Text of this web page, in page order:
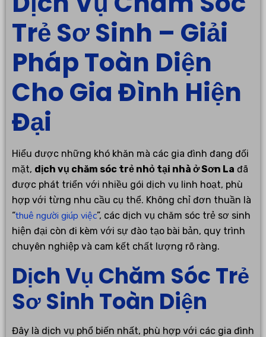
Trẻ Sơ Sinh – Giải
Pháp Toàn Diện
Cho Gia Đình Hiện
Đại
Hiểu được những khó khăn mà các gia đình đang đối
mặt, dịch vụ chăm sóc trẻ nhỏ tại nhà ở Sơn La đã
được phát triển với nhiều gói dịch vụ linh hoạt, phù
hợp với từng nhu cầu cụ thể. Không chỉ đơn thuần là
“thuê người giúp việc”, các dịch vụ chăm sóc trẻ sơ sinh
hiện đại còn đi kèm với sự đào tạo bài bản, quy trình
chuyên nghiệp và cam kết chất lượng rõ ràng.
Dịch Vụ Chăm Sóc Trẻ
Sơ Sinh Toàn Diện
Đây là dịch vụ phổ biến nhất, phù hợp với các gia đình